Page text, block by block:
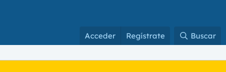
Acceder Regístrate Buscar